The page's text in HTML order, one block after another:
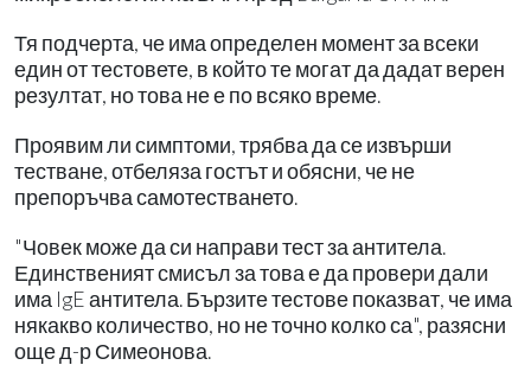
Тя подчерта, че има определен момент за всеки
един от тестовете, в който те могат да дадат верен
резултат, но това не е по всяко време.
Проявим ли симптоми, трябва да се извърши
тестване, отбеляза гостът и обясни, че не
препоръчва самотестването.
"Човек може да си направи тест за антитела.
Единственият смисъл за това е да провери дали
има IgE антитела. Бързите тестове показват, че има
някакво количество, но не точно колко са", разясни
още д-р Симеонова.